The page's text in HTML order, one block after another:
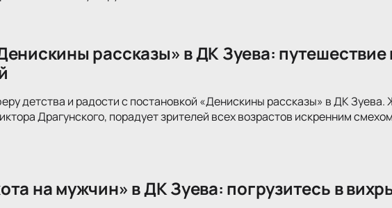
рассказы» в ДК Зуева: путешествие
детства и радости с постановкой «Денискины рассказы» в ДК
Драгунского, порадует зрителей всех возрастов искренним
на мужчин» в ДК Зуева: погрузитесь в